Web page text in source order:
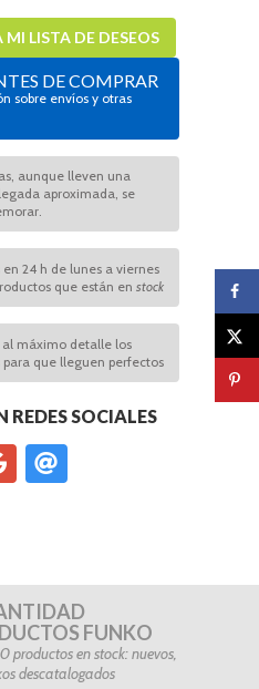
LISTA DE DESEOS
DE COMPRAR
sobre envíos y otras
aunque lleven una
aproximada, se
en 24 h de lunes a viernes
que están en stock
al máximo detalle los
para que lleguen perfectos
REDES SOCIALES
FUNKO
productos en stock: nuevos,
descatalogados